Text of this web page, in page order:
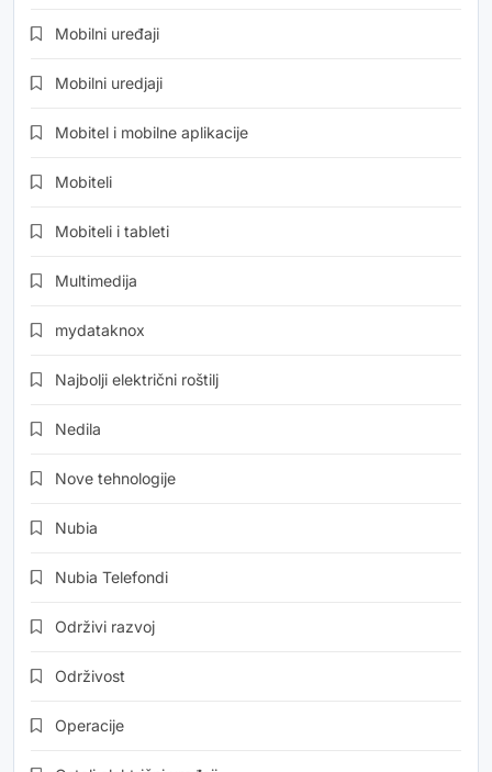
Mobilni uređaji
Mobilni uredjaji
Mobitel i mobilne aplikacije
Mobiteli
Mobiteli i tableti
Multimedija
mydataknox
Najbolji električni roštilj
Nedila
Nove tehnologije
Nubia
Nubia Telefondi
Održivi razvoj
Održivost
Operacije